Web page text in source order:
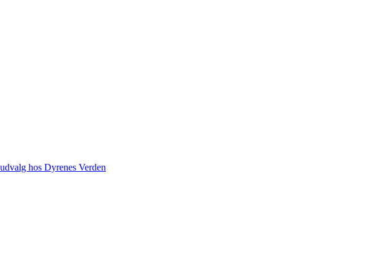
hos Dyrenes Verden